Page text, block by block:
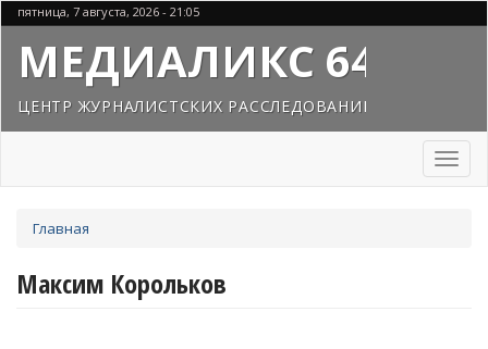
Перейти
к
основному
содержанию
пятница, 7 августа, 2026 - 21:05
МЕДИАЛИКС 64
ЦЕНТР ЖУРНАЛИСТСКИХ РАССЛЕДОВАНИЙ
Toggle
здесь
Главная
Максим Корольков